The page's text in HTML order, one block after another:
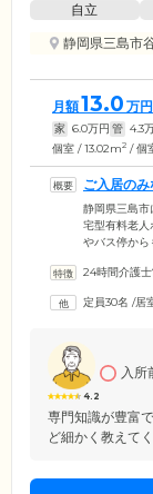
自立
静岡県三島市
月額13.0 万円
家 6.0万円 管 4.3
個室 / 13.02m2 / 個
ご入居の
ます
静岡県三島
宅型有料老人
やバス停から
とはできる限
の選択も可能
24時間介護
定員30名 /居
4.2
入所
専門知識が豊富
ど細かく教えて